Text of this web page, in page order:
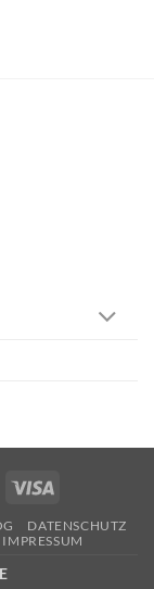
DATENSCHUTZ
IMPRESSUM